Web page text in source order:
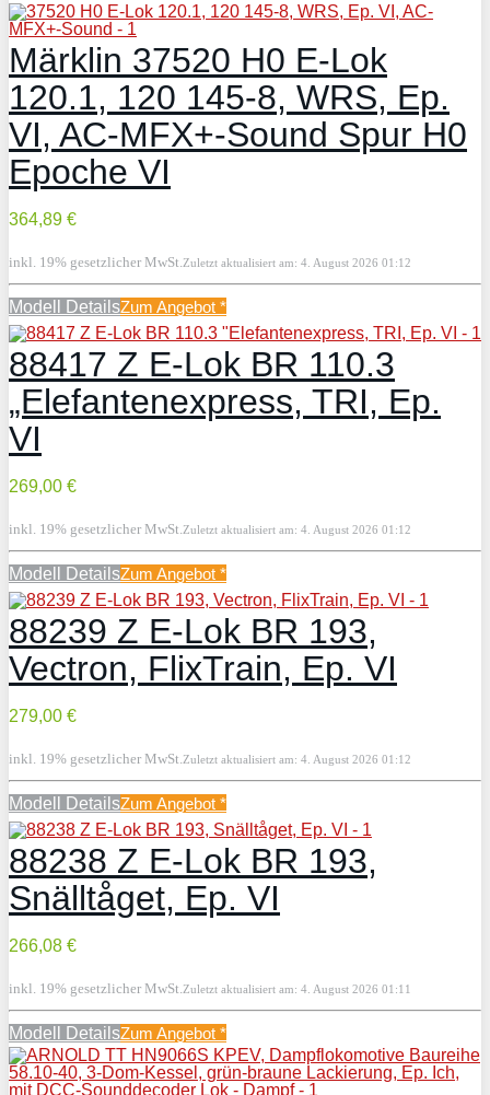
Märklin 37520 H0 E-Lok
120.1, 120 145-8, WRS, Ep.
VI, AC-MFX+-Sound Spur H0
Epoche VI
364,89 €
inkl. 19% gesetzlicher MwSt. Zuletzt aktualisiert am: 4. August 2026 01:12
Modell DetailsZum Angebot *
88417 Z E-Lok BR 110.3
„Elefantenexpress, TRI, Ep.
VI
269,00 €
inkl. 19% gesetzlicher MwSt. Zuletzt aktualisiert am: 4. August 2026 01:12
Modell DetailsZum Angebot *
88239 Z E-Lok BR 193,
Vectron, FlixTrain, Ep. VI
279,00 €
inkl. 19% gesetzlicher MwSt. Zuletzt aktualisiert am: 4. August 2026 01:12
Modell DetailsZum Angebot *
88238 Z E-Lok BR 193,
Snälltåget, Ep. VI
266,08 €
inkl. 19% gesetzlicher MwSt. Zuletzt aktualisiert am: 4. August 2026 01:11
Modell DetailsZum Angebot *